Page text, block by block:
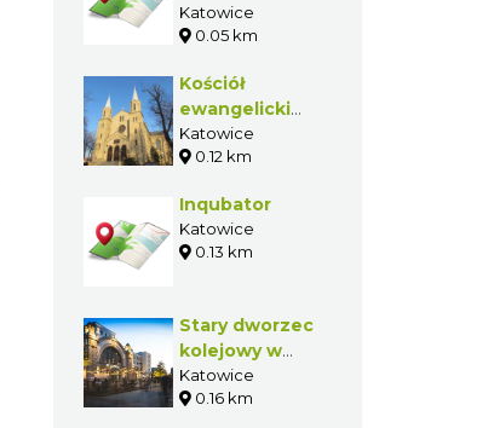
Katowice
0.05 km
Kościół
ewangelicki
Zmartwychwstania
Pańskiego w
Katowice
0.12 km
Inqubator
Katowice
0.13 km
Stary dworzec
kolejowy w
Katowicach
Katowice
0.16 km